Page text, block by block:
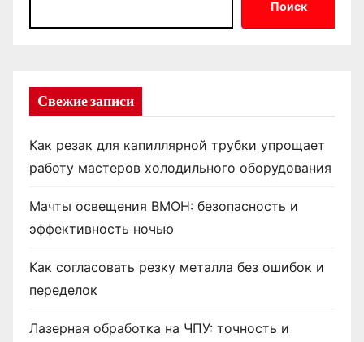
Поиск
Свежие записи
Как резак для капиллярной трубки упрощает
работу мастеров холодильного оборудования
Мачты освещения ВМОН: безопасность и
эффективность ночью
Как согласовать резку металла без ошибок и
переделок
Лазерная обработка на ЧПУ: точность и